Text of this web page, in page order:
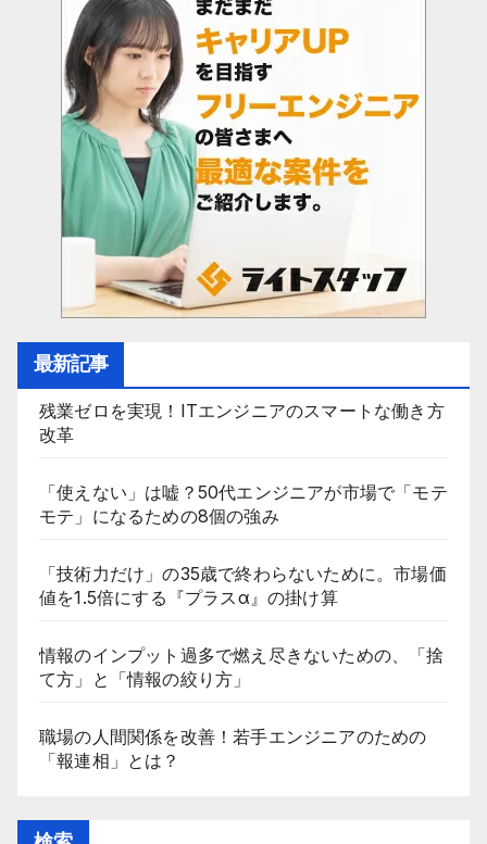
最新記事
残業ゼロを実現！ITエンジニアのスマートな働き方
改革
「使えない」は嘘？50代エンジニアが市場で「モテ
モテ」になるための8個の強み
「技術力だけ」の35歳で終わらないために。市場価
値を1.5倍にする『プラスα』の掛け算
情報のインプット過多で燃え尽きないための、「捨
て方」と「情報の絞り方」
職場の人間関係を改善！若手エンジニアのための
「報連相」とは？